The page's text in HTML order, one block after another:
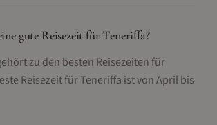
gute Reisezeit für Teneriffa?
zu den besten Reisezeiten für
Reisezeit für Teneriffa ist von April bis